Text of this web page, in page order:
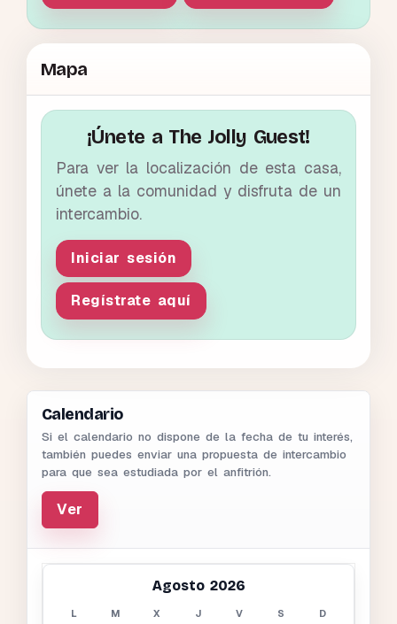
Mapa
¡Únete a The Jolly Guest!
Para ver la localización de esta casa,
únete a la comunidad y disfruta de un
intercambio.
Iniciar sesión
Regístrate aquí
Calendario
Si el calendario no dispone de la fecha de tu interés,
también puedes enviar una propuesta de intercambio
para que sea estudiada por el anfitrión.
Ver
Agosto 2026
L M X J V S D